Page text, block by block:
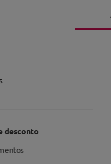
desconto